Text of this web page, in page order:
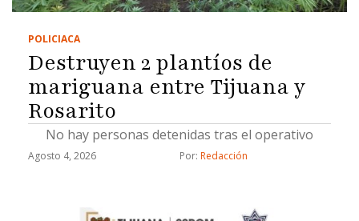
POLICIACA
Destruyen 2 plantíos de
mariguana entre Tijuana y
Rosarito
No hay personas detenidas tras el operativo
Agosto 4, 2026 Por: Redacción